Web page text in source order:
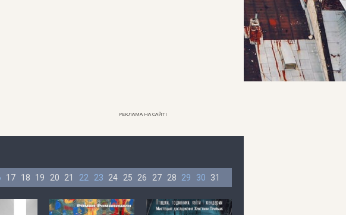
РЕКЛАМА НА САЙТІ
17 18 19 20 21 22 23 24 25 26 27 28 29 30 31